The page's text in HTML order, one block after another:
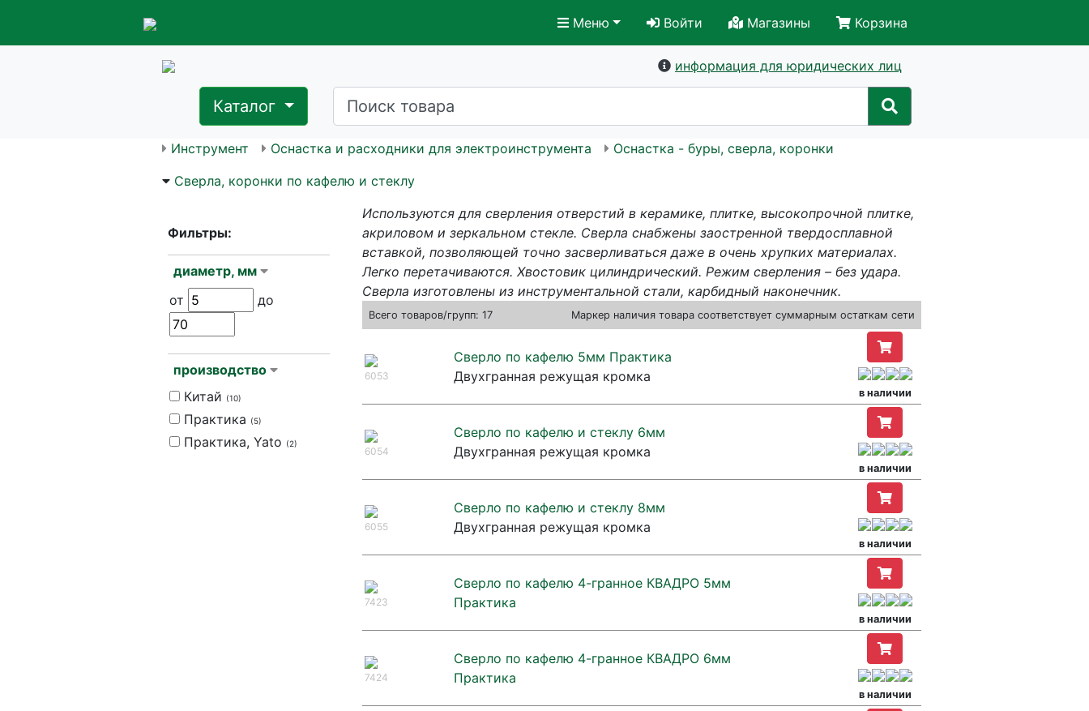
Меню Войти Магазины Корзина
информация для юридических лиц
Каталог
Инструмент Оснастка и расходники для электроинструмента
Оснастка - буры, сверла, коронки
Сверла, коронки по кафелю и стеклу
Фильтры:
диаметр, мм
от
до
производство
Китай (10)
Практика (5)
Практика, Yato (2)
Используются для сверления отверстий в керамике, плитке, высокопрочной плитке,
акриловом и зеркальном стекле. Сверла снабжены заостренной твердосплавной
вставкой, позволяющей точно засверливаться даже в очень хрупких материалах.
Легко перетачиваются. Хвостовик цилиндрический. Режим сверления – без удара.
Сверла изготовлены из инструментальной стали, карбидный наконечник.
Всего товаров/групп: 17 Маркер наличия товара соответствует суммарным остаткам сети
6053
Сверло по кафелю 5мм Практика
Двухгранная режущая кромка
в наличии
6054
Сверло по кафелю и стеклу 6мм
Двухгранная режущая кромка
в наличии
6055
Сверло по кафелю и стеклу 8мм
Двухгранная режущая кромка
в наличии
7423
Сверло по кафелю 4-гранное КВАДРО 5мм
Практика
в наличии
7424
Сверло по кафелю 4-гранное КВАДРО 6мм
Практика
в наличии